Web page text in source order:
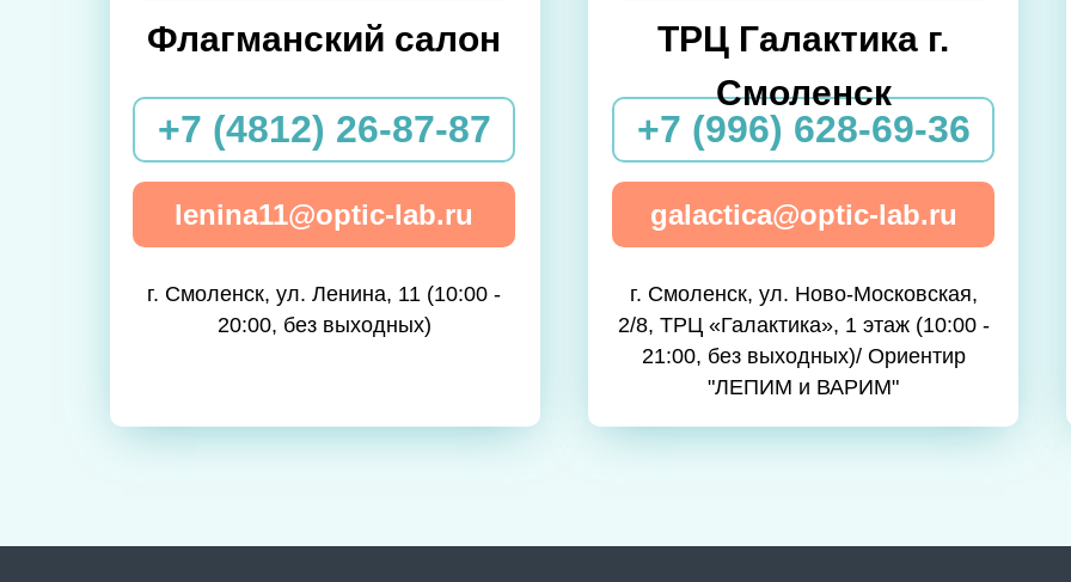
г. Смоленск, ул. Ленина, 11 (10:00 -
20:00, без выходных)
Флагманский салон
+7 (4812) 26-87-87
lenina11@optic-lab.ru
+7 (996) 628-69-36
galactica@optic-lab.ru
ТРЦ Галактика г.
Смоленск
г. Смоленск, ул. Ново-Московская,
2/8, ТРЦ «Галактика», 1 этаж (10:00 -
21:00, без выходных)/ Ориентир
"ЛЕПИМ и ВАРИМ"